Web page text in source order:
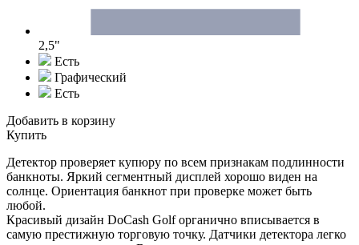
2,5"
Есть
Графический
Есть
Добавить в корзину
Купить
Детектор проверяет купюру по всем признакам подлинности
банкноты. Яркий сегментный дисплей хорошо виден на
солнце. Ориентация банкнот при проверке может быть
любой.
Красивый дизайн DoCash Golf органично вписывается в
самую престижную торговую точку. Датчики детектора легко